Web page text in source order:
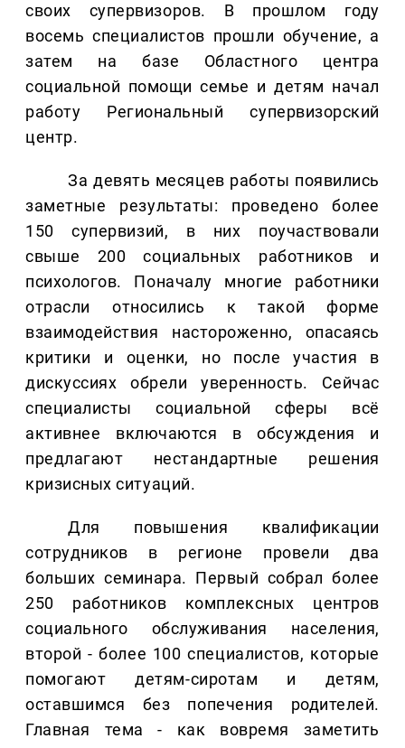
своих супервизоров. В прошлом году
восемь специалистов прошли обучение, а
затем на базе Областного центра
социальной помощи семье и детям начал
работу Региональный супервизорский
центр.
За девять месяцев работы появились
заметные результаты: проведено более
150 супервизий, в них поучаствовали
свыше 200 социальных работников и
психологов. Поначалу многие работники
отрасли относились к такой форме
взаимодействия настороженно, опасаясь
критики и оценки, но после участия в
дискуссиях обрели уверенность. Сейчас
специалисты социальной сферы всё
активнее включаются в обсуждения и
предлагают нестандартные решения
кризисных ситуаций.
Для повышения квалификации
сотрудников в регионе провели два
больших семинара. Первый собрал более
250 работников комплексных центров
социального обслуживания населения,
второй - более 100 специалистов, которые
помогают детям-сиротам и детям,
оставшимся без попечения родителей.
Главная тема - как вовремя заметить